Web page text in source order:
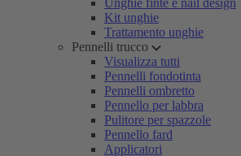
Unghie finte e nail design
Kit unghie
Trattamento unghie
Pennelli trucco
Visualizza tutti
Pennelli fondotinta
Pennelli ombretto
Pennello per labbra
Pulitore per spazzole
Pennello fard
Applicatori